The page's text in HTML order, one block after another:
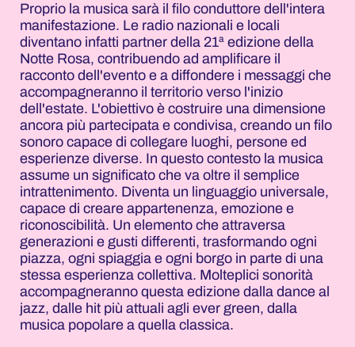
Proprio la musica sarà il filo conduttore dell'intera
manifestazione. Le radio nazionali e locali
diventano infatti partner della 21ª edizione della
Notte Rosa, contribuendo ad amplificare il
racconto dell'evento e a diffondere i messaggi che
accompagneranno il territorio verso l'inizio
dell'estate. L'obiettivo è costruire una dimensione
ancora più partecipata e condivisa, creando un filo
sonoro capace di collegare luoghi, persone ed
esperienze diverse. In questo contesto la musica
assume un significato che va oltre il semplice
intrattenimento. Diventa un linguaggio universale,
capace di creare appartenenza, emozione e
riconoscibilità. Un elemento che attraversa
generazioni e gusti differenti, trasformando ogni
piazza, ogni spiaggia e ogni borgo in parte di una
stessa esperienza collettiva. Molteplici sonorità
accompagneranno questa edizione dalla dance al
jazz, dalle hit più attuali agli ever green, dalla
musica popolare a quella classica.